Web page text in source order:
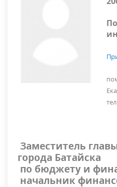
Заместитель
города Батайска
по бюджету и
начальник